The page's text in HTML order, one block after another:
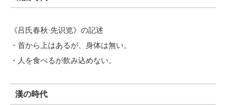
《吕氏春秋·先识览》の記述
・首から上はあるが、身体は無い。
・人を食べるが飲み込めない。
漢の時代